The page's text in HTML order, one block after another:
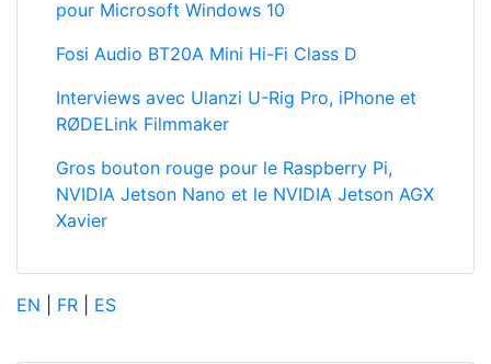
Interviews avec Ulanzi U-Rig Pro, iPhone et
RØDELink Filmmaker
Gros bouton rouge pour le Raspberry Pi,
NVIDIA Jetson Nano et le NVIDIA Jetson AGX
|FR|ES
Recherche